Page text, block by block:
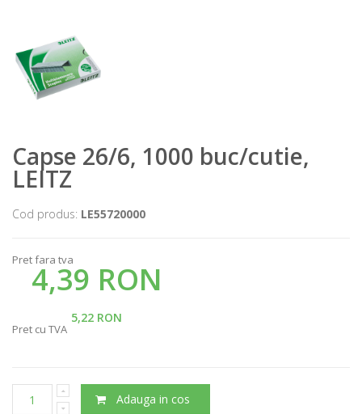
Capse 26/6, 1000 buc/cutie,
LEITZ
Cod produs: LE55720000
Pret fara tva
4,39 RON
5,22 RON
Pret cu TVA
Adauga in cos